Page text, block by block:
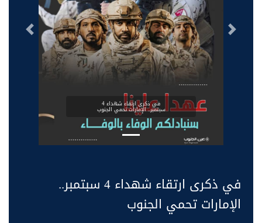
في ذكرى ارتقاء شهداء 4
سبتمبر.. الإمارات تحمي الجنوب
التالى السابق
في ذكرى ارتقاء شهداء 4 سبتمبر..
الإمارات تحمي الجنوب